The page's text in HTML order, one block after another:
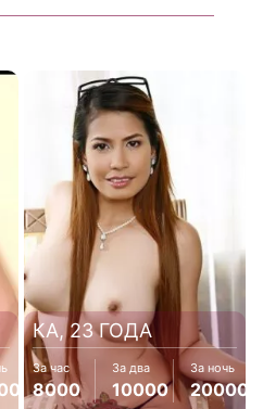
КА, 23 ГОДА
За час
8000
За два
10000
За ночь
20000